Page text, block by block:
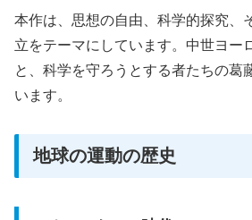
本作は、思想の自由、科学的探究、
立をテーマにしています。中世ヨー
と、科学を守ろうとする者たちの葛
います。
地球の運動の歴史